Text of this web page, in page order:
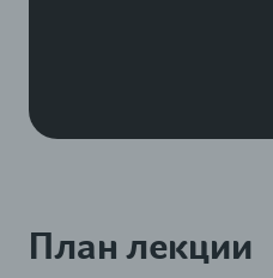
План лекции